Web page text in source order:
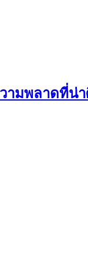
ามพลาดที่น่